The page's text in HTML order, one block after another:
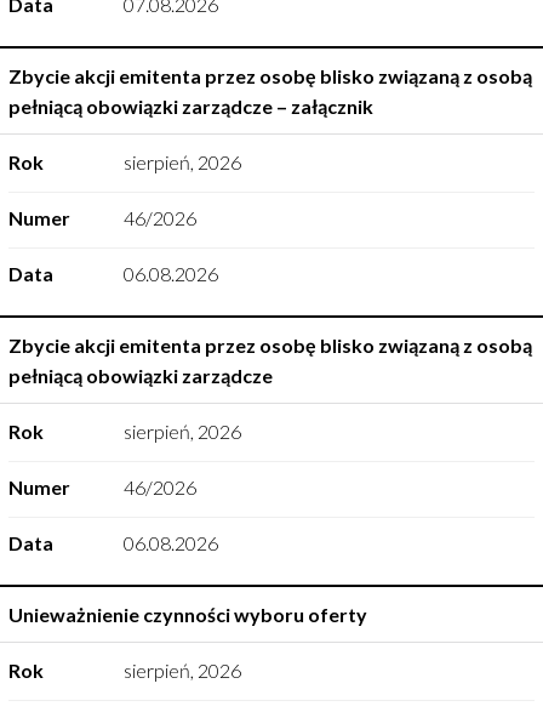
Zbycie akcji emitenta przez osobę blisko związaną z osobą
pełniącą obowiązki zarządcze – załącznik
Rok sierpień 2026
Numer 46/2026
Data 06.08.2026
Zbycie akcji emitenta przez osobę blisko związaną z osobą
pełniącą obowiązki zarządcze
Rok sierpień 2026
Numer 46/2026
Data 06.08.2026
Unieważnienie czynności wyboru oferty
Rok sierpień 2026